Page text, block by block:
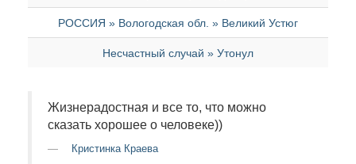
РОССИЯ » Вологодская обл. » Великий Устюг
Несчастный случай » Утонул
Жизнерадостная и все то, что можно
сказать хорошее о человеке))
Кристинка Краева